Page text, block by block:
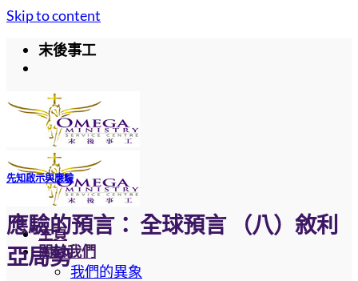
Skip to content
末後事工
主頁
關於我們
我們的異象
先知啟示與應驗
應驗的預言： 全球預言 （八）敘利
亞局勢